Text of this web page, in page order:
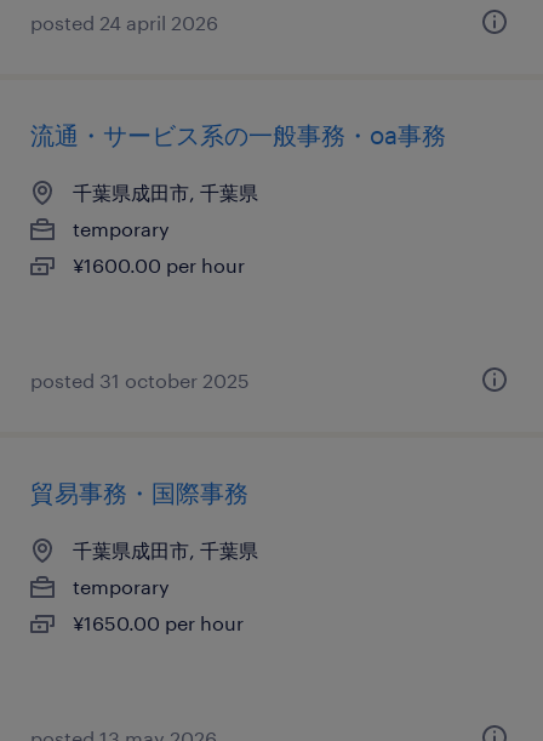
posted 24 april 2026
流通・サービス系の一般事務・oa事務
千葉県成田市, 千葉県
temporary
¥1600.00 per hour
posted 31 october 2025
貿易事務・国際事務
千葉県成田市, 千葉県
temporary
¥1650.00 per hour